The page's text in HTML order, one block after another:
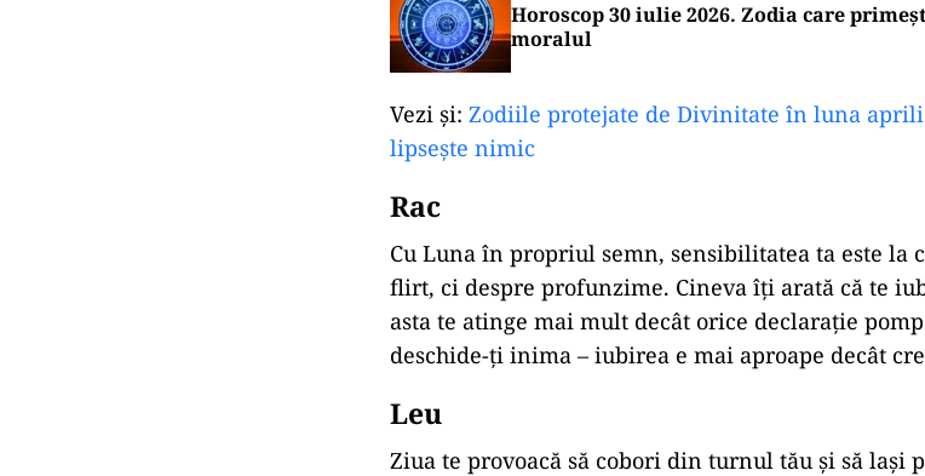
Horoscop 30 iulie 2026. Zodia care
moralul
Vezi și: Zodiile protejate de Divinitate în luna
lipsește nimic
Rac
Cu Luna în propriul semn, sensibilitatea ta este la
flirt, ci despre profunzime. Cineva îți arată că te
asta te atinge mai mult decât orice declarație
deschide-ți inima – iubirea e mai aproape decât
Leu
Ziua te provoacă să cobori din turnul tău și să lași